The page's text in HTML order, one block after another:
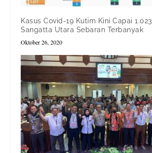
Kasus Covid-19 Kutim Kini Capai
Sangatta Utara Sebaran Terbanyak
Oktober 26, 2020